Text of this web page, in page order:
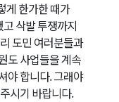
게 한가한 때가
삭발 투쟁까지
도민 여러분들과
도 사업들을 계속
야 합니다. 그래야
시기 바랍니다.